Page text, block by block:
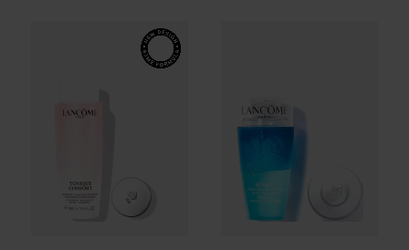
Tonique Confort Hydrating Face Toner